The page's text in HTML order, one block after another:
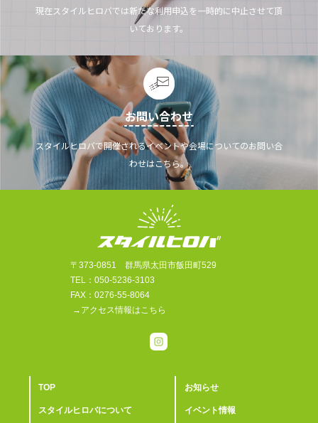
現在スタイルヒロバでは新たな利用申込を一時的に中止させて頂
いております。
お問い合わせ
スタイルヒロバで開催されるイベントや会場についてのお問い合
わせはこちら。
〒373-0851 群馬県太田市飯田町529
TEL：050-5236-3103
FAX：0276-55-8064
→アクセス情報はこちら
TOP お知らせ
スタイルヒロバについて イベント情報